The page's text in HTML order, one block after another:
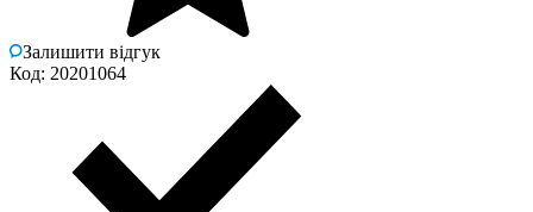
Залишити відгук
Код: 20201064